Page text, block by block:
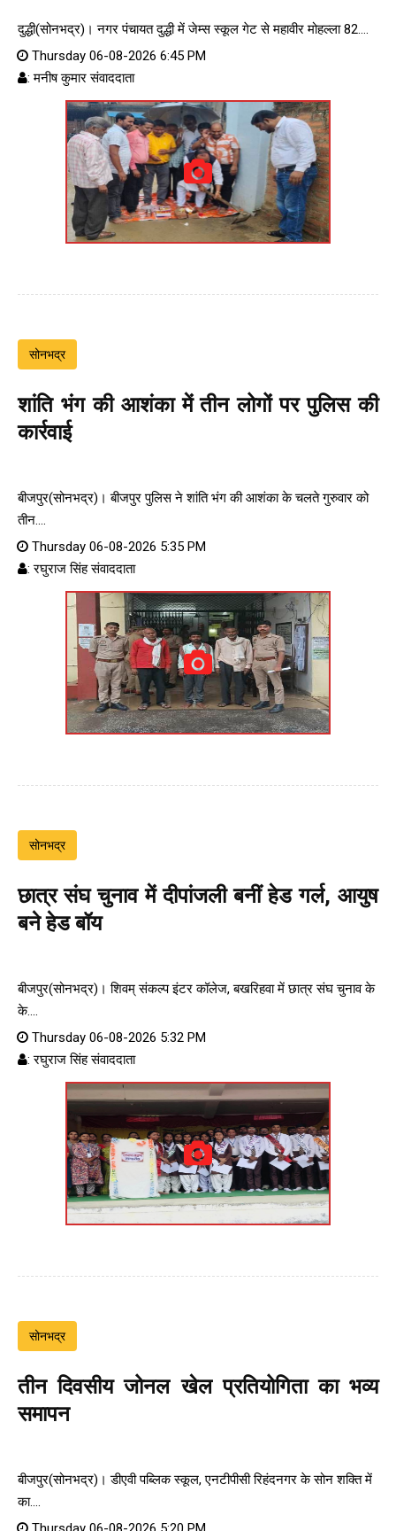
दुद्धी(सोनभद्र)। नगर पंचायत दुद्धी में जेम्स स्कूल गेट से महावीर मोहल्ला 82....
Thursday 06-08-2026 6:45 PM
: मनीष कुमार संवाददाता
सोनभद्र
शांति भंग की आशंका में तीन लोगों पर पुलिस की
कार्रवाई
बीजपुर(सोनभद्र)। बीजपुर पुलिस ने शांति भंग की आशंका के चलते गुरुवार को
तीन....
Thursday 06-08-2026 5:35 PM
: रघुराज सिंह संवाददाता
सोनभद्र
छात्र संघ चुनाव में दीपांजली बनीं हेड गर्ल, आयुष
बने हेड बॉय
बीजपुर(सोनभद्र)। शिवम् संकल्प इंटर कॉलेज, बखरिहवा में छात्र संघ चुनाव के
के....
Thursday 06-08-2026 5:32 PM
: रघुराज सिंह संवाददाता
सोनभद्र
तीन दिवसीय जोनल खेल प्रतियोगिता का भव्य
समापन
बीजपुर(सोनभद्र)। डीएवी पब्लिक स्कूल, एनटीपीसी रिहंदनगर के सोन शक्ति में
का....